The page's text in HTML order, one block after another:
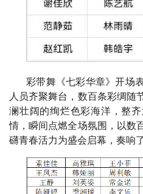
彩带舞《七彩华章》开场
人员齐聚舞台，数百条彩绸随
澜壮阔的绚烂色彩海洋，整
情，瞬间点燃全场氛围，以数
礴青春活力为盛会启幕，奏响